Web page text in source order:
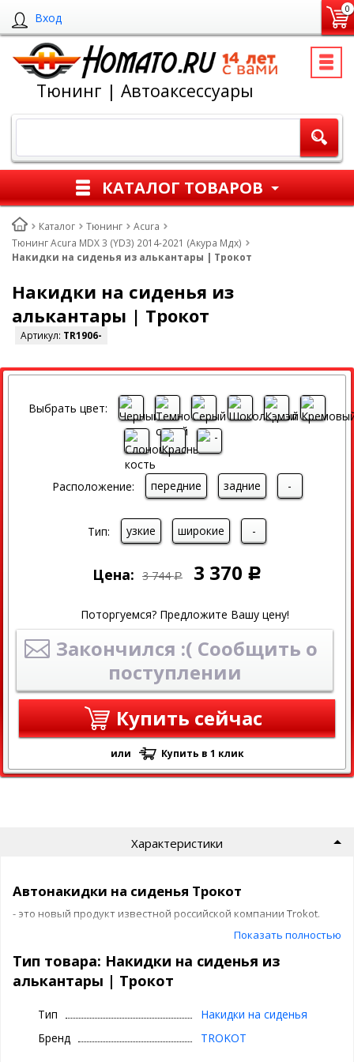
Вход
0
Тюнинг | Автоаксессуары
КАТАЛОГ ТОВАРОВ
Каталог Тюнинг
Acura
Тюнинг Acura MDX 3 (YD3) 2014-2021 (Акура Мдх)
Накидки на сиденья из алькантары | Трокот
Накидки на сиденья из
алькантары | Трокот
Артикул: TR1906-
СКИДКА
Выбрать цвет:
Расположение: передние задние -
Тип: узкие широкие -
Цена: 3 744 Р 3 370 Р
Поторгуемся? Предложите Вашу цену!
Закончился :( Сообщить о
поступлении
Купить сейчас
или Купить в 1 клик
Характеристики
Автонакидки на сиденья Трокот
- это новый продукт известной российской компании Trokot.
Cтильный и индивидуальный интерьер
загрязнений
Показать полностью
Тип товара: Накидки на сиденья из
алькантары | Трокот
Тип
Накидки на сиденья
Бренд
TROKOT